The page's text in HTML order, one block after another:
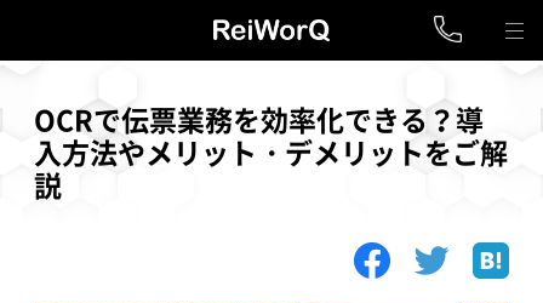
OCRで伝票業務を効率化できる？導
入方法やメリット・デメリットをご解
説